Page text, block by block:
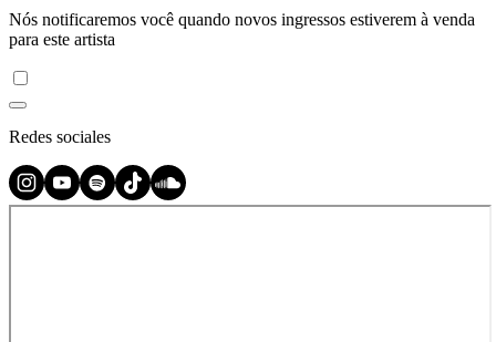
Nós notificaremos você quando novos ingressos estiverem à venda
para este artista
Redes sociales